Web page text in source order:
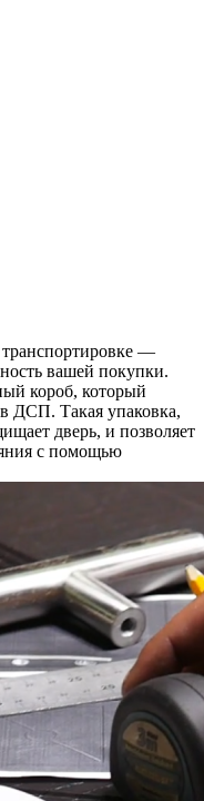
—
вашей покупки.
короб, который
ДСП. Такая упаковка,
дверь, и позволяет
с помощью